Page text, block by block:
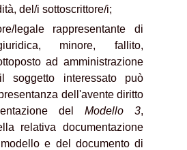
del/i sottoscrittore/i;
legale rappresentante di
minore, fallito,
ad amministrazione
soggetto interessato può
dell'avente diritto
del
Modello 3,
relativa documentazione
e del documento di